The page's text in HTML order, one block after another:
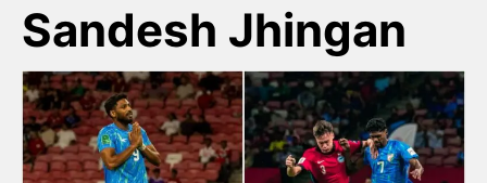
Sandesh Jhingan